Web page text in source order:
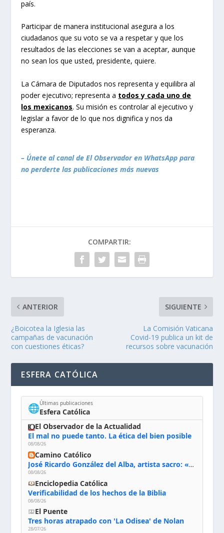
país.
Participar de manera institucional asegura a los
ciudadanos que su voto se va a respetar y que los
resultados de las elecciones se van a aceptar, aunque
no sean los que usted, presidente, quiere.
La Cámara de Diputados nos representa y equilibra al
poder ejecutivo; representa a todos y cada uno de
los mexicanos. Su misión es controlar al ejecutivo y
legislar a favor de lo que nos dignifica y nos da
esperanza.
– Únete al canal de El Observador en WhatsApp para
no perderte las publicaciones más nuevas
COMPARTIR:
ANTERIOR
¿Boicotea la Iglesia las
campañas de vacunación
con cuestiones éticas?
SIGUIENTE
La Comisión Vaticana
Covid-19 publica un kit de
recursos sobre vacunación
ESFERA CATÓLICA
🌐Últimas publicaciones
Esfera Católica
El Observador de la Actualidad
El mal no puede tanto. La ética del bien posible
08/08/26
Camino Católico
José Ricardo González del Alba, artista sacro: «Yo oro, hablo con Dios, le pido al Espíritu Santo su inspiración y siempre pinto rezando el rosario para que sea Él quien actúe a través de mis manos»
08/08/26
Enciclopedia Católica
Verificabilidad de los hechos de la Biblia
08/08/26
El Puente
Tres horas atrapado con 'La Odisea' de Nolan
28/07/26